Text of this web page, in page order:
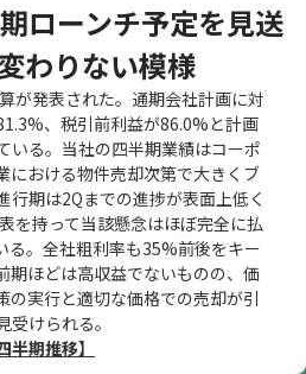
ローンチ予定を見送
わりない模様
が発表された。通期会社計画に対
、税引前利益が86.0%と計画
いる。当社の四半期業績はコーポ
における物件売却次第で大きくブ
行期は2Qまでの進捗が表面上低く
を持って当該懸念はほぼ完全に払
る。全社粗利率も35%前後をキー
期ほどは高収益でないものの、価
の実行と適切な価格での売却が引
けられる。
半期推移】